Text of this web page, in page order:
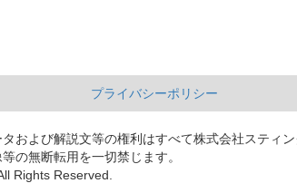
プライバシーポリシー
および解説文等の権利はすべて株式会社スティン
の無断転用を一切禁じます。
Rights Reserved.